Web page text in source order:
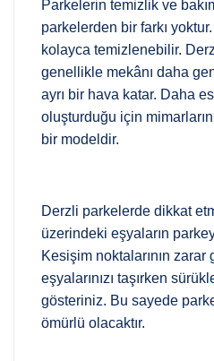
Parkelerin temizlik ve
parkelerden bir farkı
kolayca temizlenebilir.
genellikle mekânı daha
ayrı bir hava katar. Daha
oluşturduğu için
bir modeldir.
Derzli parkelerde dikkat
üzerindeki eşyaların
Kesişim noktalarının zarar
eşyalarınızı taşırken
gösteriniz. Bu sayede
ömürlü olacaktır.